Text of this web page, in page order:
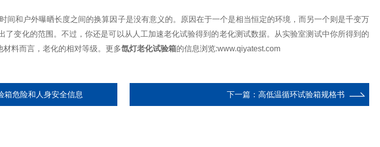
间和户外曝晒长度之间的换算因子是没有意义的。原因在于一个是相当恒定的环境，而另一个则是千变万
了变化的范围。不过，你还是可以从人工加速老化试验得到的老化测试数据。从实验室测试中你所得到的
料而言，老化的相对等级。更多氙灯老化试验箱的信息浏览:www.qiyatest.com
箱危险和人身安全信息 下一篇： 高低温循环试验箱规格书